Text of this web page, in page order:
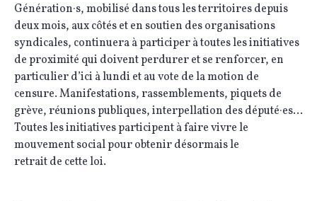
Génération·s, mobilisé dans tous les territoires depuis
deux mois, aux côtés et en soutien des organisations
syndicales, continuera à participer à toutes les initiatives
de proximité qui doivent perdurer et se renforcer, en
particulier d’ici à lundi et au vote de la motion de
censure. Manifestations, rassemblements, piquets de
grève, réunions publiques, interpellation des député·es…
Toutes les initiatives participent à faire vivre le
mouvement social pour obtenir désormais le
retrait de cette loi.